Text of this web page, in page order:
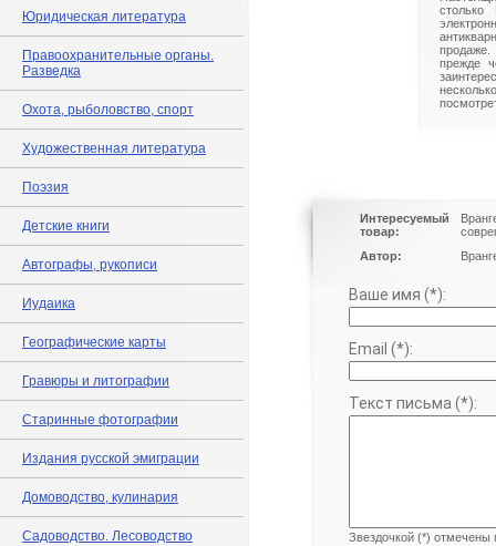
Юридическая литература
Правоохранительные органы.
Разведка
Охота, рыболовство, спорт
Художественная литература
Поэзия
Детские книги
Автографы, рукописи
Иудаика
Географические карты
Гравюры и литографии
Старинные фотографии
Издания русской эмиграции
Домоводство, кулинария
Садоводство. Лесоводство
столько
прежде
Интересуемый
товар:
Автор:
Ваше имя (*):
Email (*):
Текст письма (*):
Звездочкой (*) отмечены